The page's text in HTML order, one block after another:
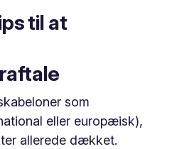
til at
som
eller europæisk),
allerede dækket.